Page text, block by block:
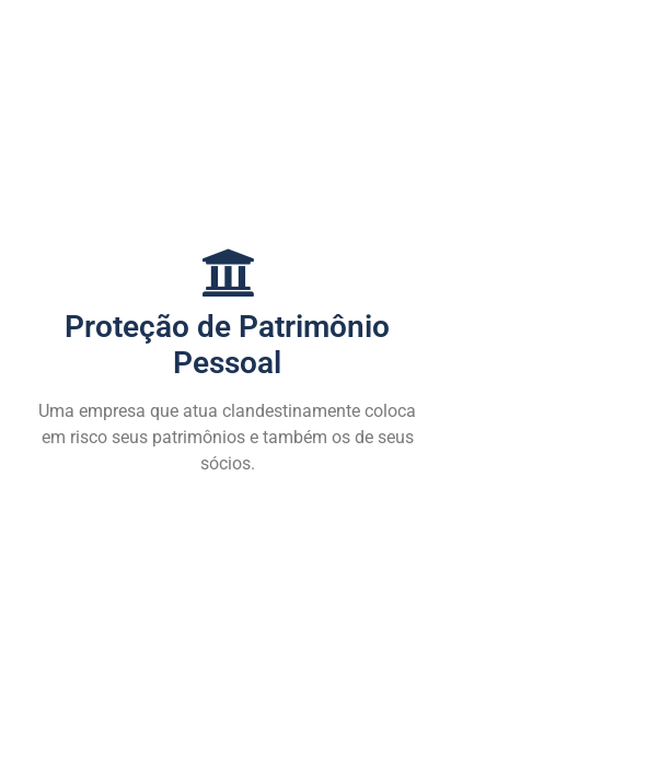
Proteção de Patrimônio
Pessoal
Uma empresa que atua clandestinamente coloca
em risco seus patrimônios e também os de seus
sócios.